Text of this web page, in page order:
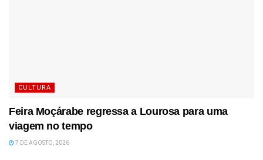
CULTURA
Feira Moçárabe regressa a Lourosa para uma
viagem no tempo
7 DE AGOSTO, 2026